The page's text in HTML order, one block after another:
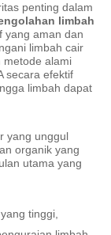
penting dalam
limbah
yang aman dan
limbah cair
metode alami
secara efektif
limbah dapat
yang unggul
organik yang
utama yang
tinggi,